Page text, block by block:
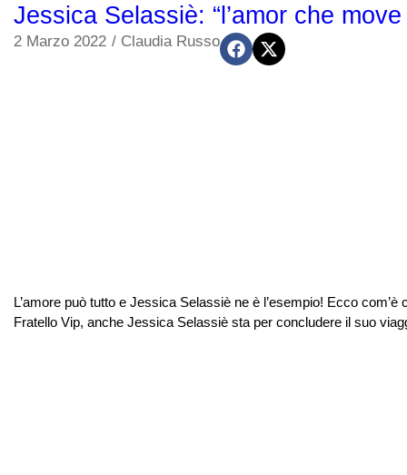
Jessica Selassiè: “l’amor che
2 Marzo 2022 / Claudia Russo
L’amore può tutto e Jessica Selassiè ne è l’esempio! Ecco
Fratello Vip, anche Jessica Selassiè sta per concludere il suo